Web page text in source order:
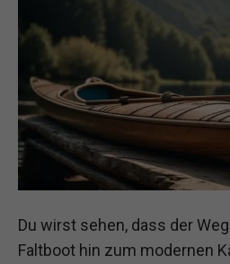
Du wirst sehen, dass der
Faltboot hin zum modernen